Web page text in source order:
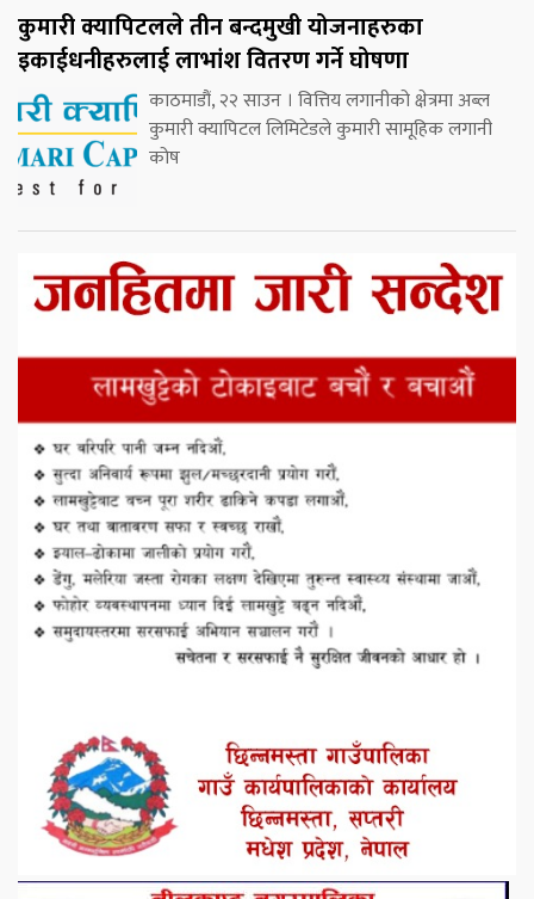
कुमारी क्यापिटलले तीन बन्दमुखी योजनाहरुका
इकाईधनीहरुलाई लाभांश वितरण गर्ने घोषणा
काठमाडौं, २२ साउन । वित्तिय लगानीको क्षेत्रमा अब्ल
कुमारी क्यापिटल लिमिटेडले कुमारी सामूहिक लगानी
कोष